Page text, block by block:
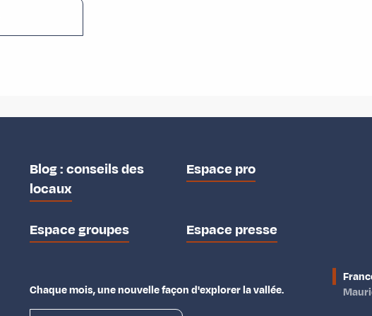
Blog : conseils des
locaux
Espace pro
Espace groupes Espace presse
Chaque mois, une nouvelle façon d'explorer la vallée.